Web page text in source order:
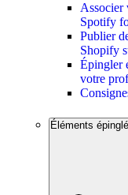
Associer
Spotify
Publier
Shopify
Épingler
votre
Éléments